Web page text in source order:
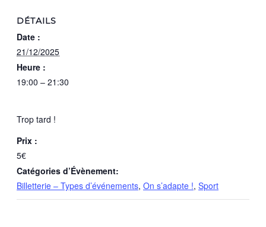
DÉTAILS
Date :
21/12/2025
Heure :
19:00 – 21:30
Trop tard !
Prix :
5€
Catégories d’Évènement:
Billetterie – Types d’événements, On s’adapte !, Sport